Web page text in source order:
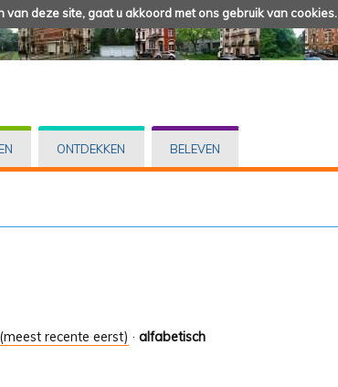
deze site, gaat u akkoord met ons gebruik van cookies.
ONTDEKKEN BELEVEN
recente eerst) · alfabetisch